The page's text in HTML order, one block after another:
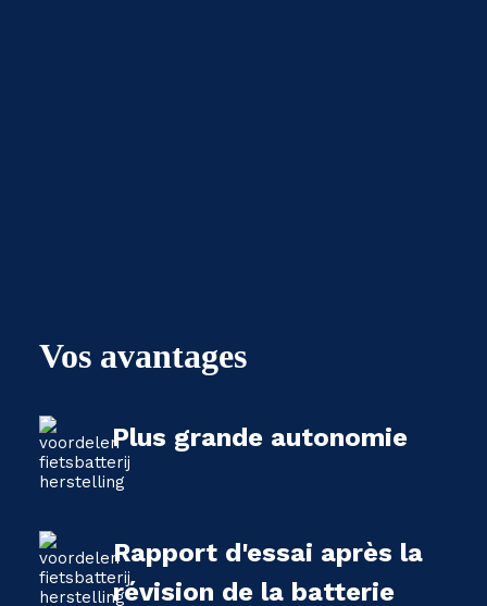
Vos avantages
Plus grande autonomie
Rapport d'essai après la
révision de la batterie